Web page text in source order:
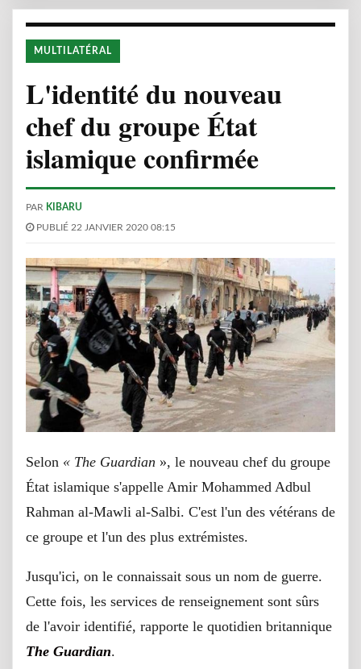
MULTILATÉRAL
L'identité du nouveau
chef du groupe État
islamique confirmée
PAR KIBARU
PUBLIÉ 22 JANVIER 2020 08:15
Selon « The Guardian », le nouveau chef du groupe
État islamique s'appelle Amir Mohammed Adbul
Rahman al-Mawli al-Salbi. C'est l'un des vétérans de
ce groupe et l'un des plus extrémistes.
Jusqu'ici, on le connaissait sous un nom de guerre.
Cette fois, les services de renseignement sont sûrs
de l'avoir identifié, rapporte le quotidien britannique
The Guardian.